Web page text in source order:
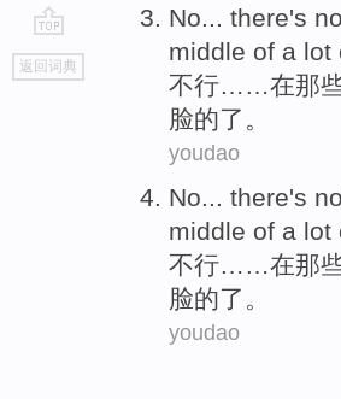
go
top
返回词典
No ... there's
middle of a lot
不行
在那
脸的了。
youdao
No... there's
middle of a lot
不行……在那
脸的了。
youdao